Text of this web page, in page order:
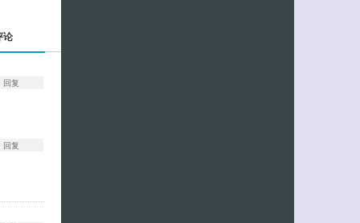
论
回复
回复